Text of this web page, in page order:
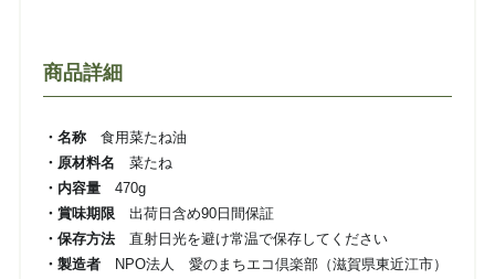
商品詳細
・名称食用菜たね油
・原材料名 菜たね
・内容量470g
・賞味期限 出荷日含め90日間保証
・保存方法直射日光を避け常温で保存してください
・製造者
NPO法人 愛のまちエコ倶楽部（滋賀県東近江市）